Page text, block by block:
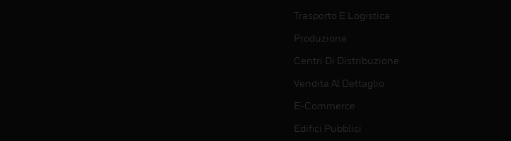
Trasporto E Logistica
Produzione
Centri Di Distribuzione
Vendita Al Dettaglio
E-Commerce
Edifici Pubblici